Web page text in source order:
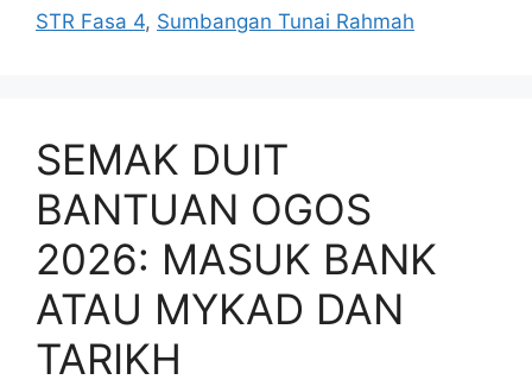
STR Fasa 4, Sumbangan Tunai Rahmah
SEMAK DUIT
BANTUAN OGOS
2026: MASUK BANK
ATAU MYKAD DAN
TARIKH